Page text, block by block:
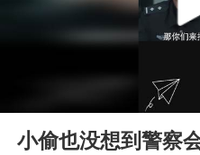
杭州
香港
白海
Play
小偷也没想到警察